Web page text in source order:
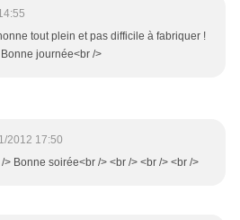
tout plein et pas difficile à fabriquer !
journée<br />
2012 17:50
> Bonne soirée<br /> <br /> <br /> <br />